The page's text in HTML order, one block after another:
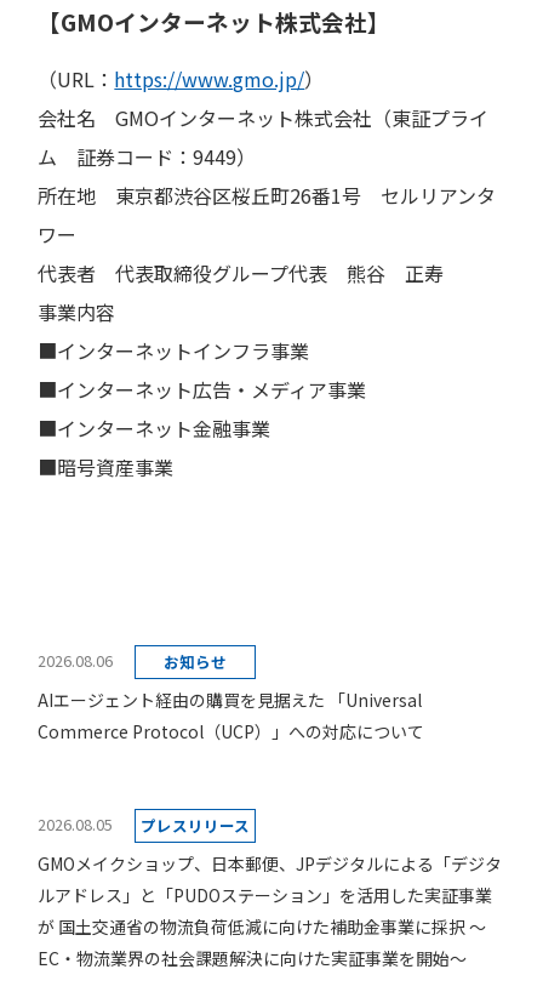
【GMOインターネット株式会社】
（URL： https://www.gmo.jp/）
会社名 GMOインターネット株式会社（東証プライ
ム 証券コード：9449）
所在地 東京都渋谷区桜丘町26番1号 セルリアンタ
ワー
代表者 代表取締役グループ代表 熊谷 正寿
事業内容
■インターネットインフラ事業
■インターネット広告・メディア事業
■インターネット金融事業
■暗号資産事業
2026.08.06 お知らせ
AIエージェント経由の購買を見据えた 「Universal
Commerce Protocol（UCP）」への対応について
2026.08.05 プレスリリース
GMOメイクショップ、日本郵便、JPデジタルによる「デジタ
ルアドレス」と「PUDOステーション」を活用した実証事業
が 国土交通省の物流負荷低減に向けた補助金事業に採択 ～
EC・物流業界の社会課題解決に向けた実証事業を開始～